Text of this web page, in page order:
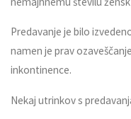
Predavanje je bilo
namen je prav
inkontinence.
Nekaj utrinkov s